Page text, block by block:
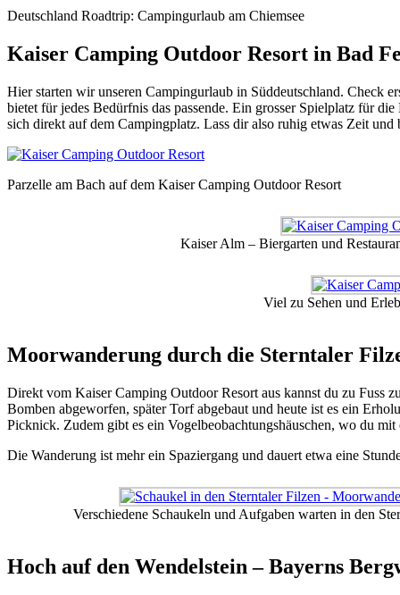
Deutschland Roadtrip: Campingurlaub am Chiemsee
Kaiser Camping Outdoor Resort in Bad
Hier starten wir unseren Campingurlaub in Süddeutschland. Check
bietet für jedes Bedürfnis das passende. Ein grosser Spielplatz für
sich direkt auf dem Campingplatz. Lass dir also ruhig etwas Zeit und
Parzelle am Bach auf dem Kaiser Camping Outdoor Resort
Kaiser Alm – Biergarten und
Viel zu Sehen und
Moorwanderung durch die Sterntaler
Direkt vom Kaiser Camping Outdoor Resort aus kannst du zu Fuss
Bomben abgeworfen, später Torf abgebaut und heute ist es ein
Picknick. Zudem gibt es ein Vogelbeobachtungshäuschen, wo du
Die Wanderung ist mehr ein Spaziergang und dauert etwa eine
Verschiedene Schaukeln und Aufgaben warten in den
Hoch auf den Wendelstein – Bayerns